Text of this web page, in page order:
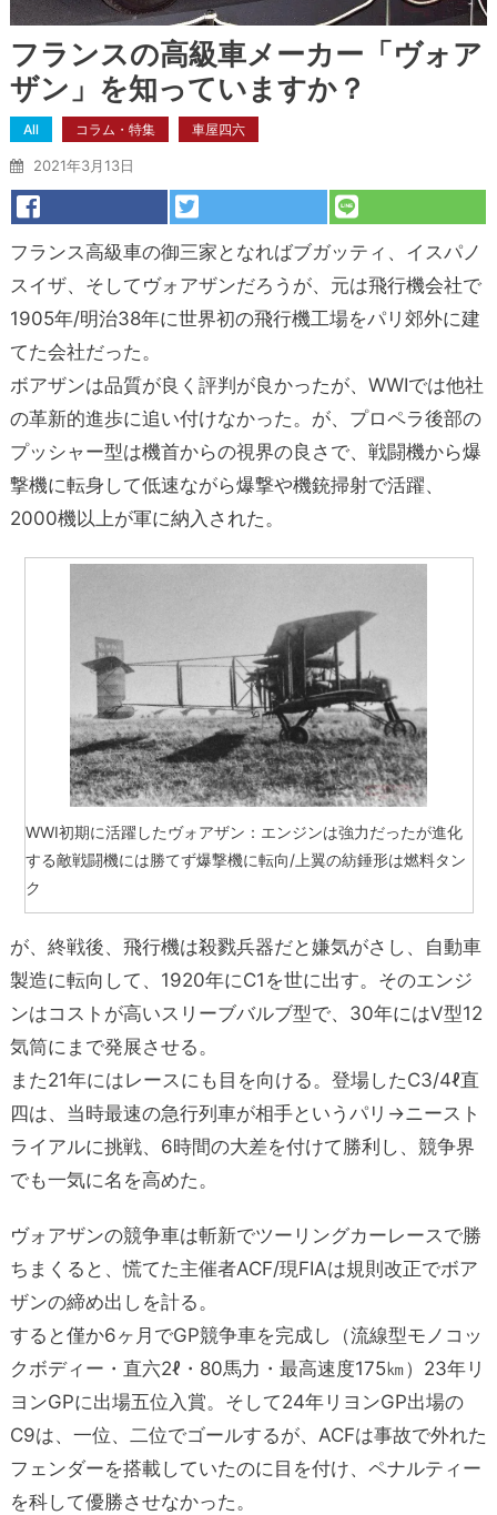
フランスの高級車メーカー「ヴォア
ザン」を知っていますか？
All コラム・特集 車屋四六
2021年3月13日
フランス高級車の御三家となればブガッティ、イスパノ
スイザ、そしてヴォアザンだろうが、元は飛行機会社で
1905年/明治38年に世界初の飛行機工場をパリ郊外に建
てた会社だった。
ボアザンは品質が良く評判が良かったが、WWⅠでは他社
の革新的進歩に追い付けなかった。が、プロペラ後部の
プッシャー型は機首からの視界の良さで、戦闘機から爆
撃機に転身して低速ながら爆撃や機銃掃射で活躍、
2000機以上が軍に納入された。
WWⅠ初期に活躍したヴォアザン：エンジンは強力だったが進化
する敵戦闘機には勝てず爆撃機に転向/上翼の紡錘形は燃料タン
ク
が、終戦後、飛行機は殺戮兵器だと嫌気がさし、自動車
製造に転向して、1920年にC1を世に出す。そのエンジ
ンはコストが高いスリーブバルブ型で、30年にはV型12
気筒にまで発展させる。
また21年にはレースにも目を向ける。登場したC3/4ℓ直
四は、当時最速の急行列車が相手というパリ→ニースト
ライアルに挑戦、6時間の大差を付けて勝利し、競争界
でも一気に名を高めた。
ヴォアザンの競争車は斬新でツーリングカーレースで勝
ちまくると、慌てた主催者ACF/現FIAは規則改正でボア
ザンの締め出しを計る。
すると僅か6ヶ月でGP競争車を完成し（流線型モノコッ
クボディー・直六2ℓ・80馬力・最高速度175㎞）23年リ
ヨンGPに出場五位入賞。そして24年リヨンGP出場の
C9は、一位、二位でゴールするが、ACFは事故で外れた
フェンダーを搭載していたのに目を付け、ペナルティー
を科して優勝させなかった。